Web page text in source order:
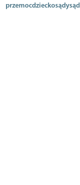
przemocdzieckosądysąd